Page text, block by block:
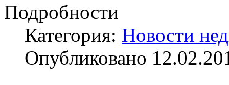
Подробности
Категория: Новости
Опубликовано